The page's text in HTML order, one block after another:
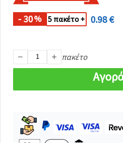
προτιμήσεις
σας στις
ρυθμίσεις
τύπο
cookies και
κάνοντας
Αποθήκευση.
Αποδέχομαι
όλα!
- 30% 5 πακέτο + 0.98 €
πακέτο